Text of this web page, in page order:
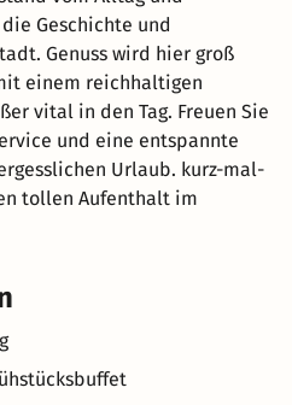
Geschichte und
Genuss wird hier groß
einem reichhaltigen
vital in den Tag. Freuen Sie
und eine entspannte
Urlaub. kurz-mal-
tollen Aufenthalt im